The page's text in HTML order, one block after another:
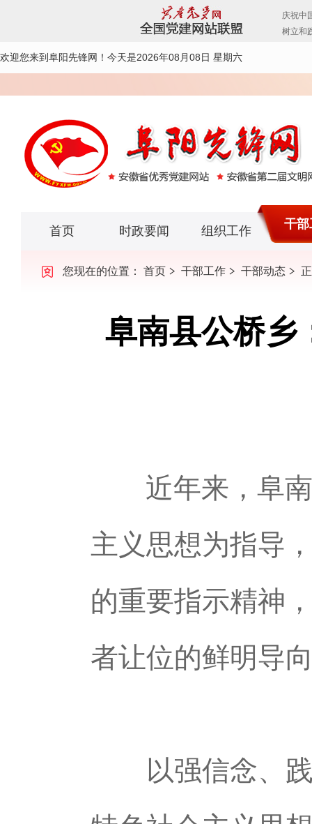
欢迎您来到阜阳先锋网！ 今天是2026年08月08日 星期六
首页 时政要闻 组织工作 干部
您现在的位置： 首页 干部工作 干部动态
阜南县公桥乡
近年来，阜
主义思想为指导
的重要指示精神
者让位的鲜明导
以强信念、